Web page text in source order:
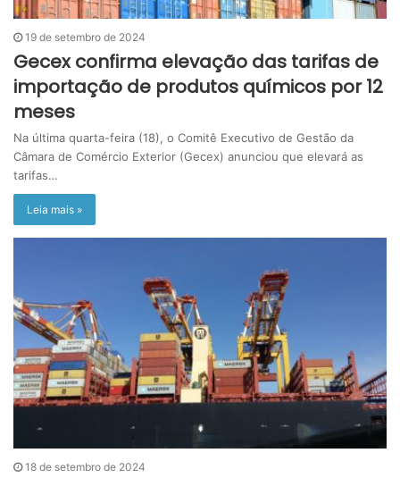
19 de setembro de 2024
Gecex confirma elevação das tarifas de
importação de produtos químicos por 12
meses
Na última quarta-feira (18), o Comitê Executivo de Gestão da
Câmara de Comércio Exterior (Gecex) anunciou que elevará as
tarifas…
Leia mais »
18 de setembro de 2024